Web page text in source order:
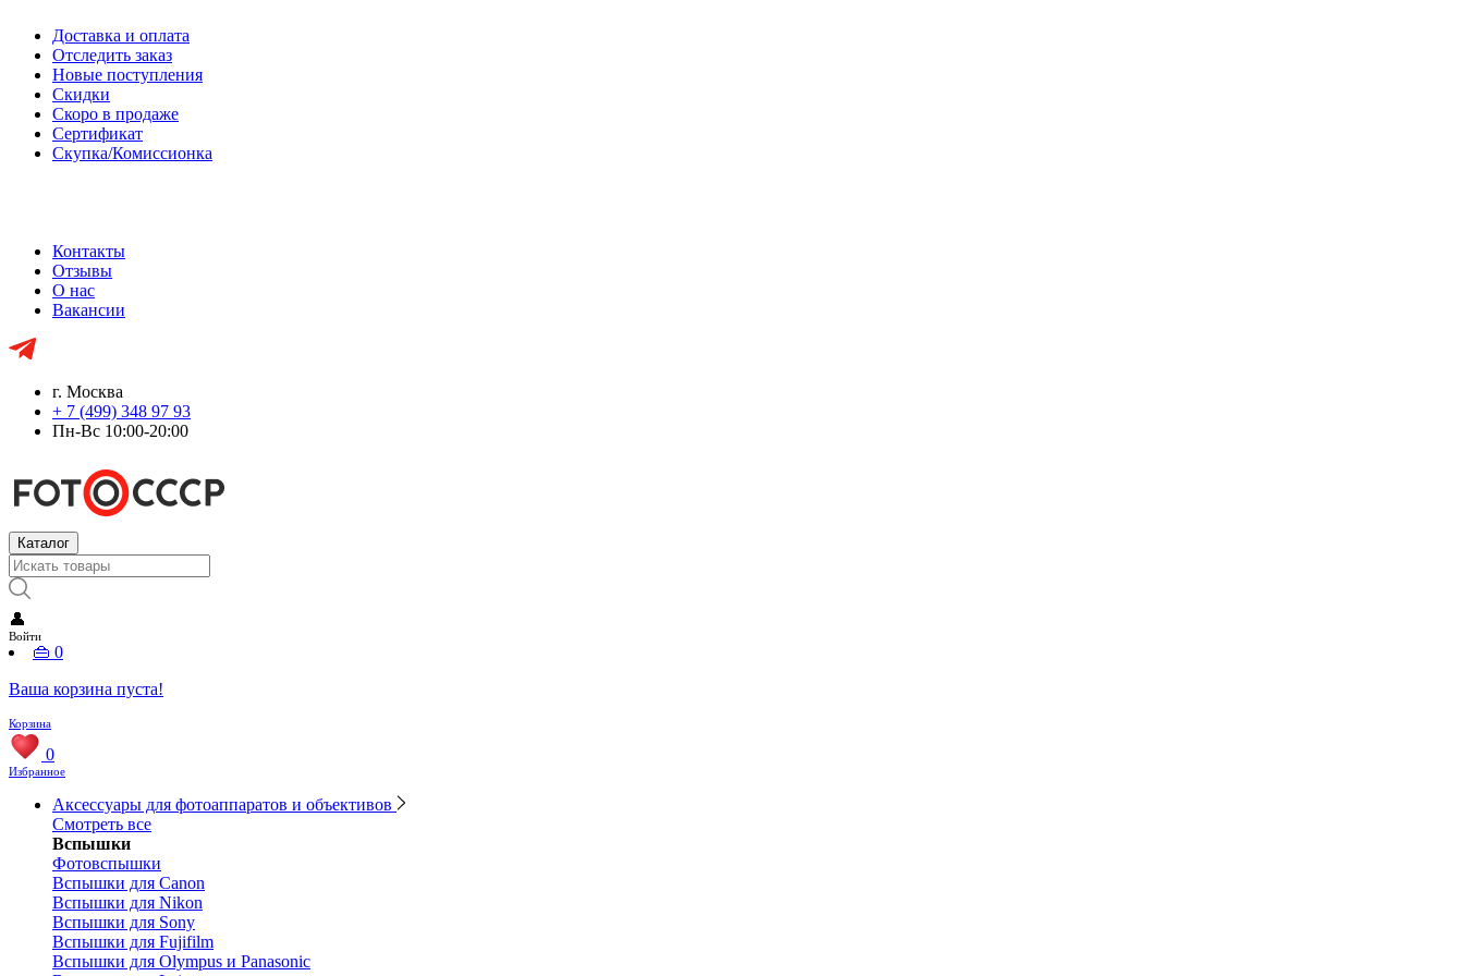
Доставка и оплата
Отследить заказ
Новые поступления
Скидки
Скоро в продаже
Сертификат
Скупка/Комиссионка
Контакты
Отзывы
О нас
Вакансии
г. Москва
+ 7 (499) 348 97 93
Пн-Вс 10:00-20:00
Каталог
👤
Войти
👜 0
Ваша корзина пуста!
Корзина
0
Избранное
Аксессуары для фотоаппаратов и объективов
Смотреть все
Вспышки
Фотовспышки
Вспышки для Canon
Вспышки для Nikon
Вспышки для Sony
Вспышки для Fujifilm
Вспышки для Olympus и Panasonic